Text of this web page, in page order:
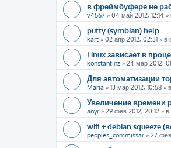
в фреймбуфере не
v4567 » 04 май 2012, 12:14 »
putty (symbian) help
kart » 02 апр 2012, 02:31 » в
Linux зависает в
konstantinz » 24 мар 2012,
Для автоматизации
Maria » 13 мар 2012, 10:58 »
Увеличение времени
anyr » 29 фев 2012, 20:12 »
wifi + debian squeeze
peoples_commissar » 27